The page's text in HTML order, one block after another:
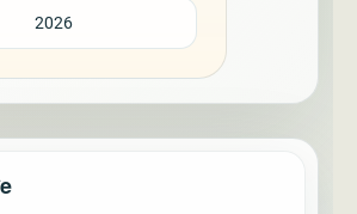
2026